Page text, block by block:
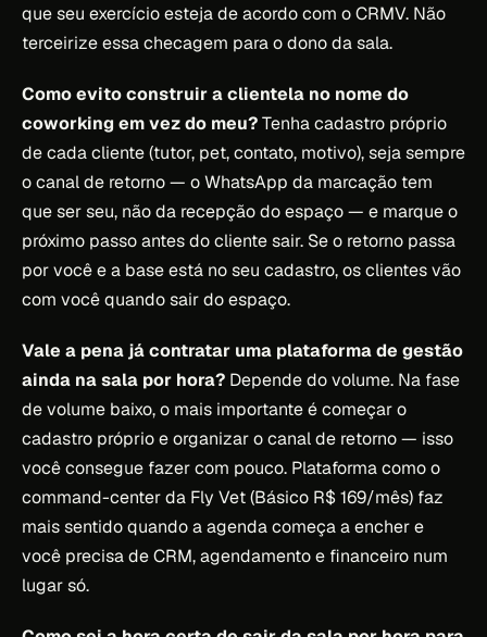
que seu exercício esteja de acordo com o CRMV. Não
terceirize essa checagem para o dono da sala.
Como evito construir a clientela no nome do
coworking em vez do meu?Tenha cadastro próprio
de cada cliente (tutor, pet, contato, motivo), seja sempre
o canal de retorno — o WhatsApp da marcação tem
que ser seu, não da recepção do espaço — e marque o
próximo passo antes do cliente sair. Se o retorno passa
por você e a base está no seu cadastro, os clientes vão
com você quando sair do espaço.
Vale a pena já contratar uma plataforma de gestão
ainda na sala por hora? Depende do volume. Na fase
de volume baixo, o mais importante é começar o
cadastro próprio e organizar o canal de retorno — isso
você consegue fazer com pouco. Plataforma como o
command-center da Fly Vet (Básico R$ 169/mês) faz
mais sentido quando a agenda começa a encher e
você precisa de CRM, agendamento e financeiro num
lugar só.